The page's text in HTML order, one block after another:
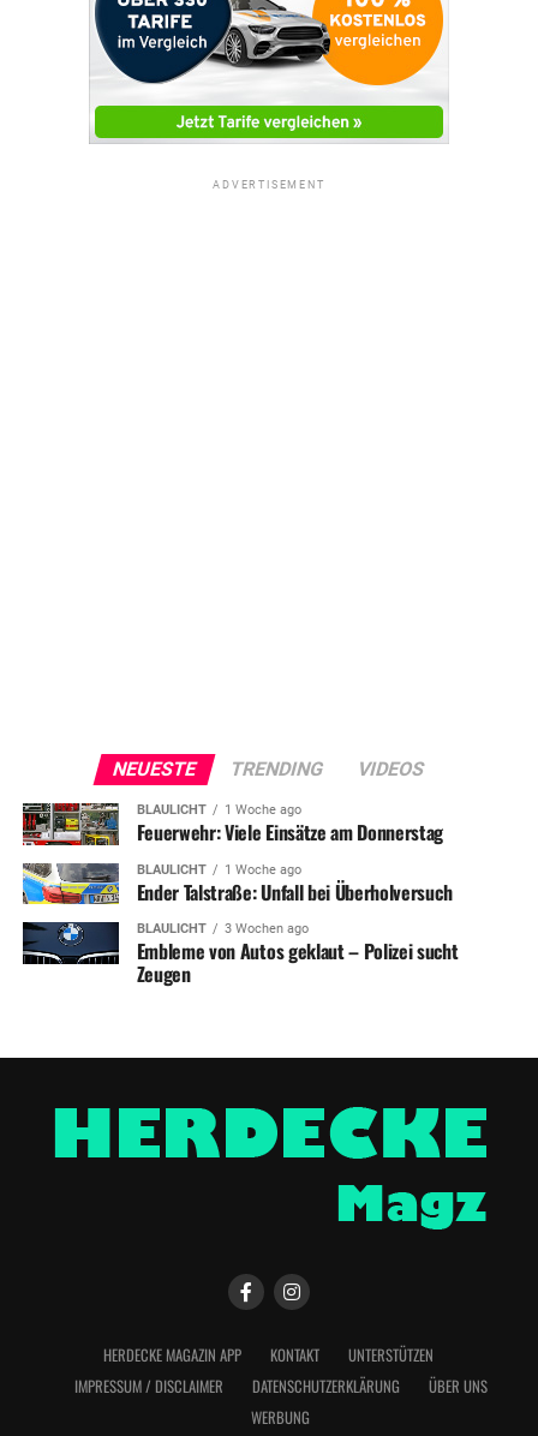
ADVERTISEMENT
NEUESTE TRENDING VIDEOS
BLAULICHT 1 Woche ago
Feuerwehr: Viele Einsätze am Donnerstag
BLAULICHT 1 Woche ago
Ender Talstraße: Unfall bei Überholversuch
BLAULICHT 3 Wochen ago
Embleme von Autos geklaut – Polizei sucht
Zeugen
HERDECKE MAGAZIN APP KONTAKT
UNTERSTÜTZEN
IMPRESSUM / DISCLAIMER
DATENSCHUTZERKLÄRUNG
ÜBER UNS
WERBUNG